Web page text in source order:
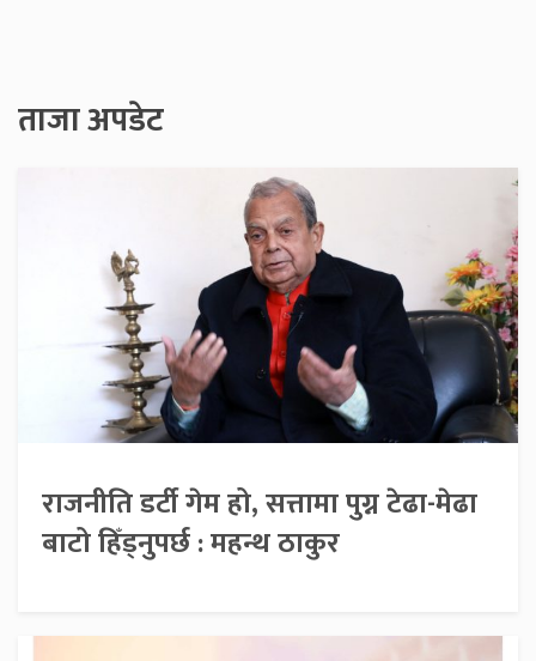
ताजा अपडेट
राजनीति डर्टी गेम हो, सत्तामा पुग्न टेढा-मेढा
बाटो हिँड्नुपर्छ : महन्थ ठाकुर